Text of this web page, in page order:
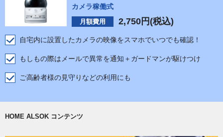
カメラ稼働式
月額費用 2,750 円(税込)
自宅内に設置したカメラの映像をスマホでいつでも確認！
もしもの際はメールで異常を通知＋ガードマンが駆けつけ
ご高齢者様の見守りなどの利用にも
HOME ALSOK コンテンツ